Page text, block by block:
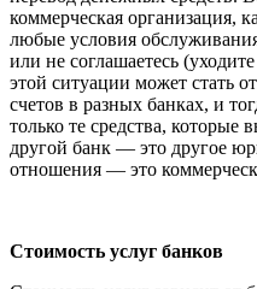
коммерческая организация,
любые условия
или не соглашаетесь
этой ситуации может стать
счетов в разных банках, и
только те средства, которые
другой банк — это другое
отношения — это
Стоимость услуг банков